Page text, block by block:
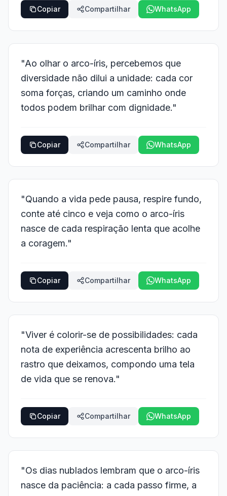
Copiar Compartilhar WhatsApp
"Ao olhar o arco-íris, percebemos que
diversidade não dilui a unidade: cada cor
soma forças, criando um caminho onde
todos podem brilhar com dignidade."
Copiar Compartilhar WhatsApp
"Quando a vida pede pausa, respire fundo,
conte até cinco e veja como o arco-íris
nasce de cada respiração lenta que acolhe
a coragem."
Copiar Compartilhar WhatsApp
"Viver é colorir-se de possibilidades: cada
nota de experiência acrescenta brilho ao
rastro que deixamos, compondo uma tela
de vida que se renova."
Copiar Compartilhar WhatsApp
"Os dias nublados lembram que o arco-íris
nasce da paciência: a cada passo firme, a